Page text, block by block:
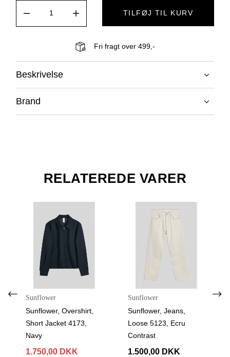
TILFØJ TIL KURV
Fri fragt over 499,-
Beskrivelse
Brand
RELATEREDE VARER
Sunflower
Sunflower, Overshirt,
Short Jacket 4173,
Navy
1.750,00 DKK
Sunflower
Sunflower, Jeans,
Loose 5123, Ecru
Contrast
1.500,00 DKK